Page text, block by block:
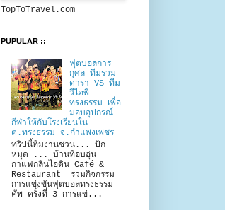
TopToTravel.com
PUPULAR ::
ฟุตบอลการ
กุศล ทีมรวม
ดารา VS ทีม
วีไอพี
ทรงธรรม เพื่อ
มอบอุปกรณ์
กีฬาให้กับโรงเรียนใน
ต.ทรงธรรม จ.กำแพงเพชร
ทริปนี้ทีมงานชวน... ปัก
หมุด ... บ้านที่อบอุ่น
กาแฟกลิ่นไอดิน Café &
Restaurant ร่วมกิจกรรม
การแข่งขันฟุตบอลทรงธรรม
คัพ ครั้งที่ 3 การแข่...